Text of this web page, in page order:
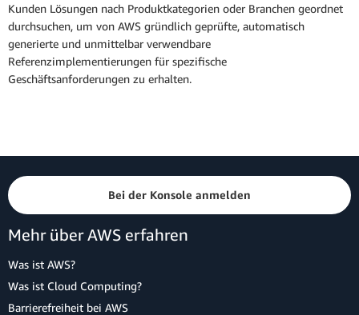
Kunden Lösungen nach Produktkategorien oder Branchen geordnet
durchsuchen, um von AWS gründlich geprüfte, automatisch
generierte und unmittelbar verwendbare
Referenzimplementierungen für spezifische
Geschäftsanforderungen zu erhalten.
Bei der Konsole anmelden
Mehr über AWS erfahren
Was ist AWS?
Was ist Cloud Computing?
Barrierefreiheit bei AWS